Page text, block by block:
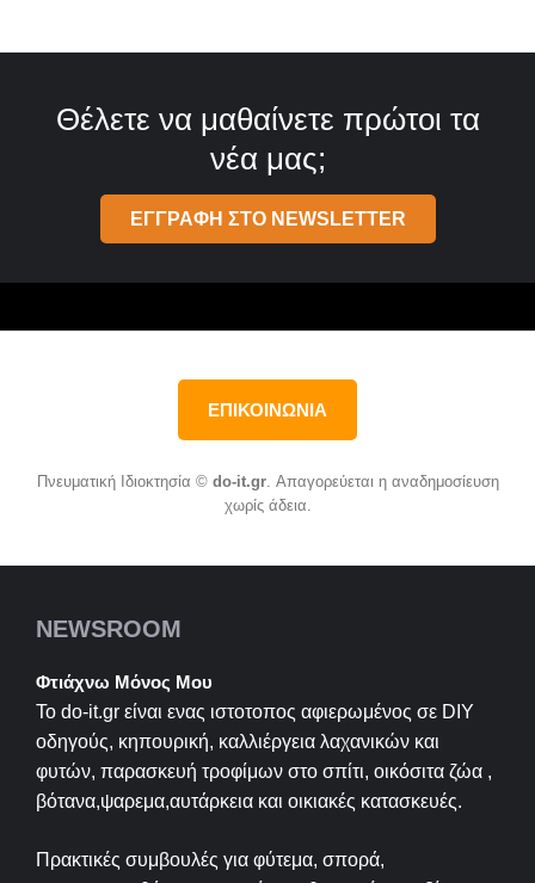
Θέλετε να μαθαίνετε πρώτοι τα
νέα μας;
ΕΓΓΡΑΦΗ ΣΤΟ NEWSLETTER
ΕΠΙΚΟΙΝΩΝΙΑ
Πνευματική Ιδιοκτησία © do-it.gr. Απαγορεύεται η αναδημοσίευση
χωρίς άδεια.
NEWSROOM
Φτιάχνω Μόνος Μου
Το do-it.gr είναι ενας ιστοτοπος αφιερωμένος σε DIY
οδηγούς, κηπουρική, καλλιέργεια λαχανικών και
φυτών, παρασκευή τροφίμων στο σπίτι, οικόσιτα ζώα ,
βότανα,ψαρεμα,αυτάρκεια και οικιακές κατασκευές.
Πρακτικές συμβουλές για φύτεμα, σπορά,